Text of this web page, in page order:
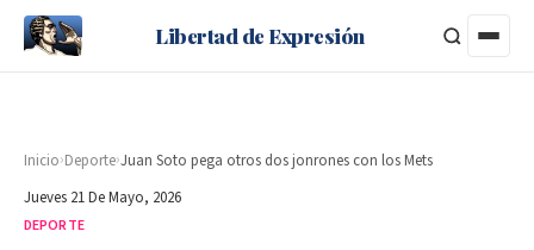
Libertad de Expresión
Inicio›Deporte›Juan Soto pega otros dos jonrones con los Mets
Jueves 21 De Mayo, 2026
DEPORTE